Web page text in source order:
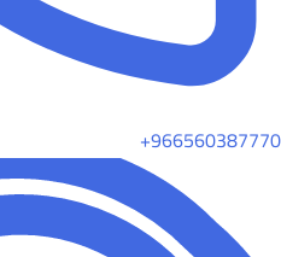
+966560387770